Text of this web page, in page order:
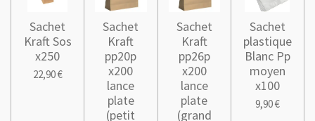
Sachet
Kraft Sos
x250
22,90 €
Sachet
Kraft
pp20p
x200
lance
plate
(petit
Sachet
Kraft
pp26p
x200
lance
plate
(grand
Sachet
plastique
Blanc Pp
moyen
x100
9,90 €